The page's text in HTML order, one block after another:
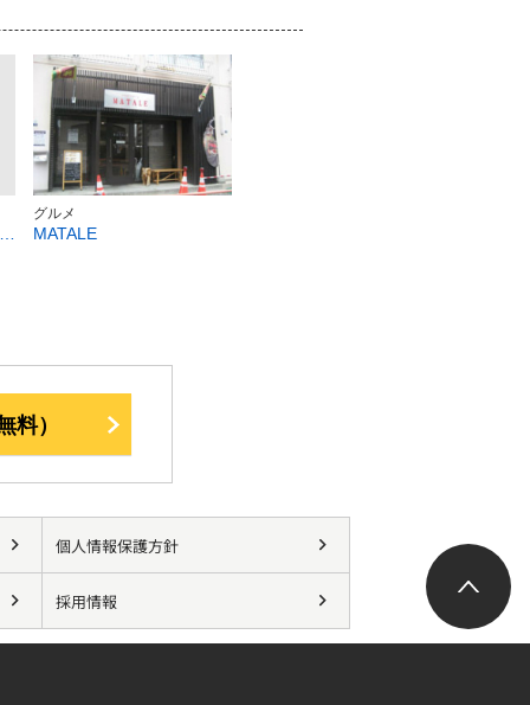
グルメ
MATALE
料）
個人情報保護方針
採用情報